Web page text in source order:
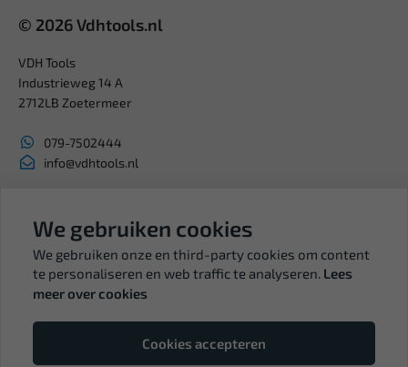
© 2026 Vdhtools.nl
VDH Tools
Industrieweg 14 A
2712LB Zoetermeer
079-7502444
info@vdhtools.nl
BTW: NL819958657B01
We gebruiken cookies
We gebruiken onze en third-party cookies om content
te personaliseren en web traffic te analyseren. Lees
meer over cookies
Cookies accepteren